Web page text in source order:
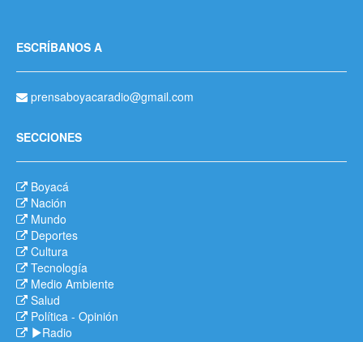
ESCRÍBANOS A
prensaboyacaradio@gmail.com
SECCIONES
Boyacá
Nación
Mundo
Deportes
Cultura
Tecnología
Medio Ambiente
Salud
Política - Opinión
Radio